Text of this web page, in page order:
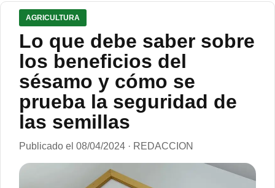
AGRICULTURA
Lo que debe saber sobre
los beneficios del
sésamo y cómo se
prueba la seguridad de
las semillas
Publicado el 08/04/2024 · REDACCION